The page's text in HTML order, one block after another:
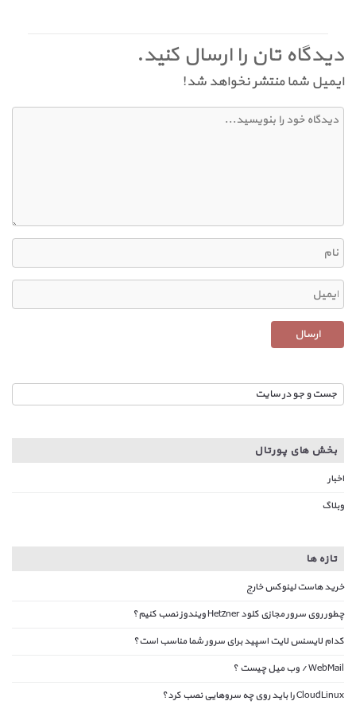
دیدگاه تان را ارسال کنید.
ایمیل شما منتشر نخواهد شد!
بخش های پورتال
اخبار
وبلاگ
تازه ها
خرید هاست لینوکس خارج
چطور روی سرور مجازی کلود Hetzner ویندوز نصب کنیم؟
کدام لایسنس لایت اسپید برای سرور شما مناسب است؟
WebMail / وب میل چیست ؟
CloudLinux را باید روی چه سروهایی نصب کرد؟